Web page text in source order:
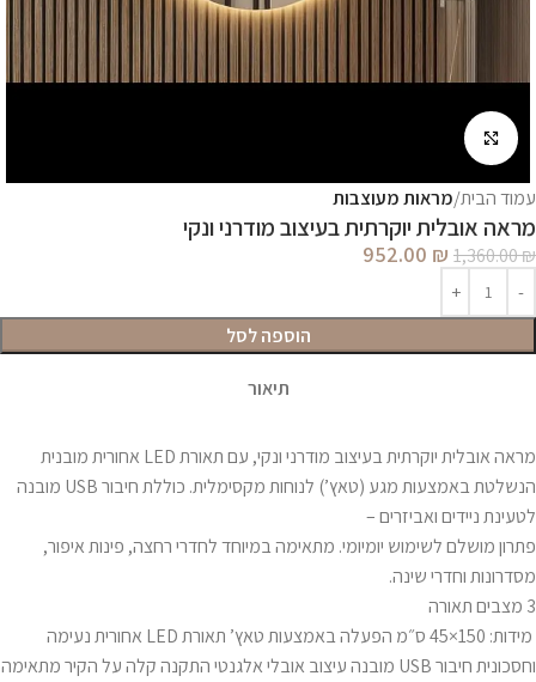
עמוד הבית מראות מעוצבות
מראה אובלית יוקרתית בעיצוב מודרני ונקי
1,360.00₪
952.00 ₪
הוספה לסל
תיאור
מראה אובלית יוקרתית בעיצוב מודרני ונקי, עם תאורת LED אחורית מובנית
הנשלטת באמצעות מגע (טאץ’) לנוחות מקסימלית. כוללת חיבור USB מובנה
לטעינת ניידים ואביזרים –
פתרון מושלם לשימוש יומיומי. מתאימה במיוחד לחדרי רחצה, פינות איפור,
מסדרונות וחדרי שינה.
3 מצבים תאורה
מידות: 150×45 ס״מ הפעלה באמצעות טאץ’ תאורת LED אחורית נעימה
וחסכונית חיבור USB מובנה עיצוב אובלי אלגנטי התקנה קלה על הקיר מתאימה
לחץ להגדלה